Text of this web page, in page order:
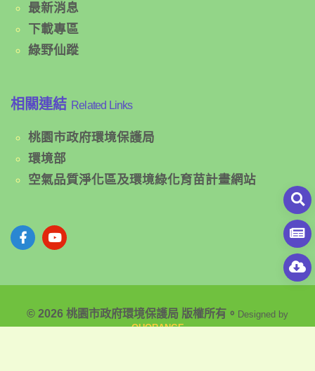
最新消息
下載專區
綠野仙蹤
相關連結 Related Links
桃園市政府環境保護局
環境部
空氣品質淨化區及環境綠化育苗計畫網站
© 2026 桃園市政府環境保護局 版權所有。 Designed by
OUORANGE